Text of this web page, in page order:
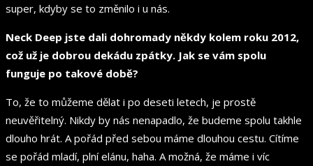
super, kdyby se to změnilo i u nás.
Neck Deep jste dali dohromady někdy kolem roku 2012,
což už je dobrou dekádu zpátky. Jak se vám spolu
funguje po takové době?
To, že to můžeme dělat i po deseti letech, je prostě
neuvěřitelný. Nikdy by nás nenapadlo, že budeme spolu takhle
dlouho hrát. A pořád před sebou máme dlouhou cestu. Cítíme
se pořád mladí, plní elánu, haha. A možná, že máme i víc